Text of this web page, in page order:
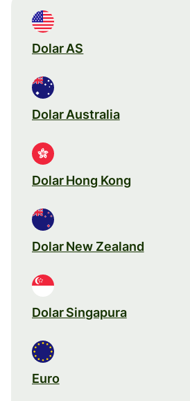
Dolar AS
Dolar Australia
Dolar Hong Kong
Dolar New Zealand
Dolar Singapura
Euro